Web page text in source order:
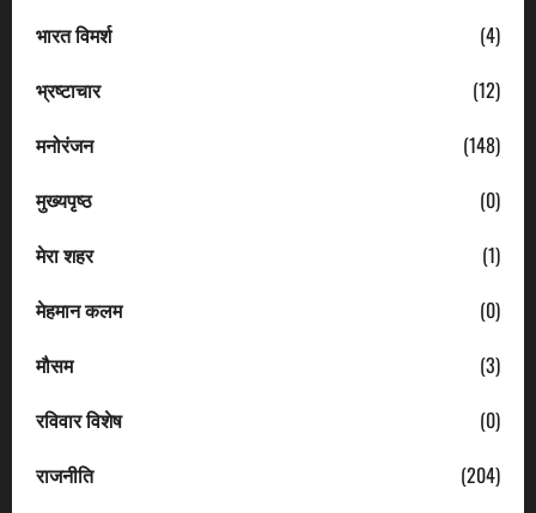
भारत विमर्श
(4)
भ्रष्टाचार
(12)
मनोरंजन
(148)
मुख्यपृष्ठ
(0)
मेरा शहर
(1)
मेहमान कलम
(0)
मौसम
(3)
रविवार विशेष
(0)
राजनीति
(204)